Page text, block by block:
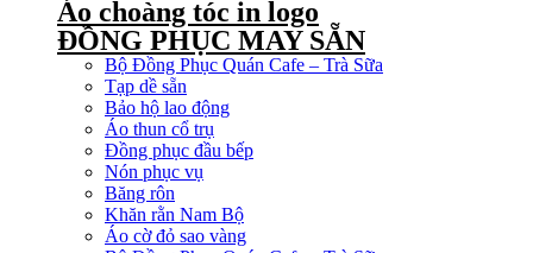
Áo choàng tóc in logo
ĐỒNG PHỤC MAY SẴN
Bộ Đồng Phục Quán Cafe – Trà Sữa
Tạp dề sẵn
Bảo hộ lao động
Áo thun cổ trụ
Đồng phục đầu bếp
Nón phục vụ
Băng rôn
Khăn rằn Nam Bộ
Áo cờ đỏ sao vàng